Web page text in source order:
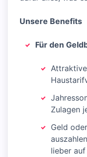
Unsere Benefits
Für den
Zulagen
Geld
lieber